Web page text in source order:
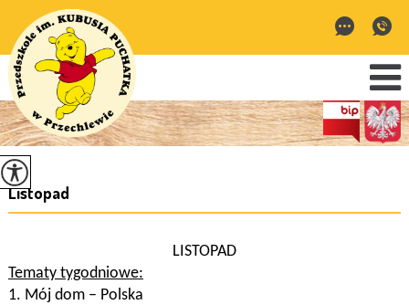
Listopad
LISTOPAD
Tematy tygodniowe:
1. Mój dom – Polska